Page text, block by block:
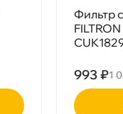
Фильтр
993 ₽1